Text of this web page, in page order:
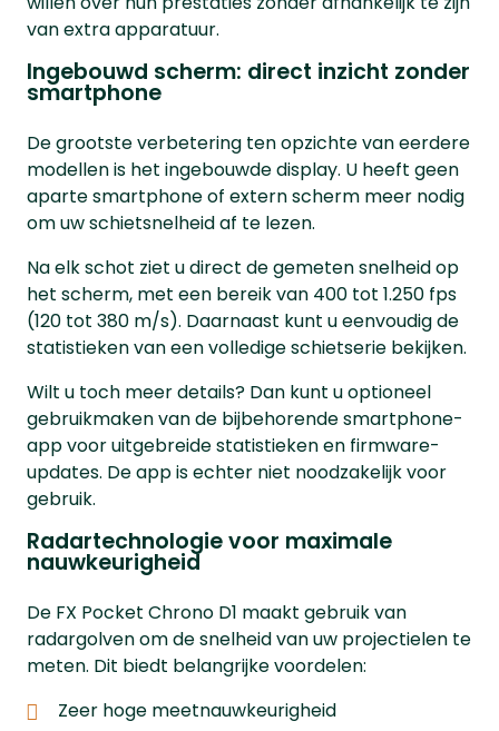
van extra apparatuur.
Ingebouwd scherm: direct inzicht zonder
smartphone
De grootste verbetering ten opzichte van eerdere
modellen is het ingebouwde display. U heeft geen
aparte smartphone of extern scherm meer nodig
om uw schietsnelheid af te lezen.
Na elk schot ziet u direct de gemeten snelheid op
het scherm, met een bereik van 400 tot 1.250 fps
(120 tot 380 m/s). Daarnaast kunt u eenvoudig de
statistieken van een volledige schietserie bekijken.
Wilt u toch meer details? Dan kunt u optioneel
gebruikmaken van de bijbehorende smartphone-
app voor uitgebreide statistieken en firmware-
updates. De app is echter niet noodzakelijk voor
gebruik.
Radartechnologie voor maximale
nauwkeurigheid
De FX Pocket Chrono D1 maakt gebruik van
radargolven om de snelheid van uw projectielen te
meten. Dit biedt belangrijke voordelen:
Zeer hoge meetnauwkeurigheid